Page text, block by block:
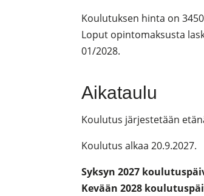
Koulutuksen hinta on
Loput opintomaksusta
01/2028.
Aikataulu
Koulutus järjestetään
Koulutus alkaa 20.9.2027.
Syksyn 2027
Kevään 2028